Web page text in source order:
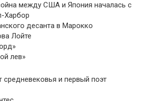
между США и Япония началась с
Харбор
десанта в Марокко
Лойте
лев»
средневековья и первый поэт